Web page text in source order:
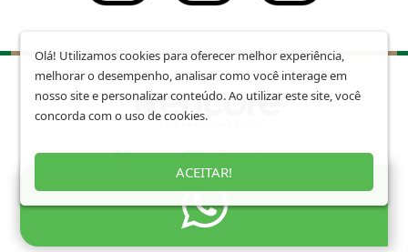
© Copyright - 2026 | Encore Imóveis
Todos os direitos reservados
Olá! Utilizamos cookies para oferecer melhor experiência,
melhorar o desempenho, analisar como você interage em
nosso site e personalizar conteúdo. Ao utilizar este site, você
concorda com o uso de cookies.
ACEITAR!